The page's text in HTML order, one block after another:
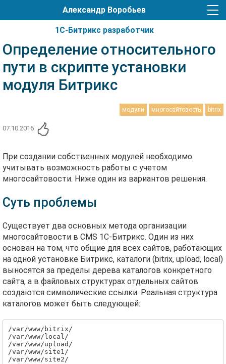
Александр Воробьев
1С-Битрикс разработчик
Определение относительного
пути в скрипте установки
модуля Битрикс
модули многосайтовость bitrix
07.10.2016
При создании собственных модулей необходимо
учитывать возможность работы с учетом
многосайтовости. Ниже один из вариантов решения.
Суть проблемы
Существует два основных метода организации
многосайтовости в CMS 1C-Битрикс. Один из них
основан на том, что общие для всех сайтов, работающих
на одной установке Битрикс, каталоги (bitrix, upload, local)
выносятся за пределы дерева каталогов конкретного
сайта, а в файловых структурах отдельных сайтов
создаются символические ссылки. Реальная структура
каталогов может быть следующей:
/var/www/bitrix/
/var/www/local/
/var/www/upload/
/var/www/site1/
/var/www/site2/